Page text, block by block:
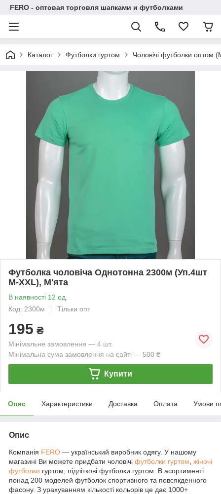
FERO - оптовая торговля шапками и футболками
Каталог Футболки гуртом Чоловічі футболки оптом
Футболка чоловіча Однотонна 2300м (Уп.4шт
M-XXL), М'ята
В наявності 12 од.
Код: 2300м
Тільки опт
195 ₴
Мінімальне замовлення — 4 шт.
Мінімальна сума замовлення на сайті — 500 ₴
Купити
Опис Характеристики Доставка Оплата Умови
Опис
Компанія FERO — український виробник одягу. У нашому
магазині Ви можете придбати чоловічі футболки гуртом жіночі
футболки гуртом, підліткові футболки гуртом. В асортименті
понад 200 моделей футболок спортивного та повсякденного
фасону. З урахуванням кількості кольорів це дає 1000+